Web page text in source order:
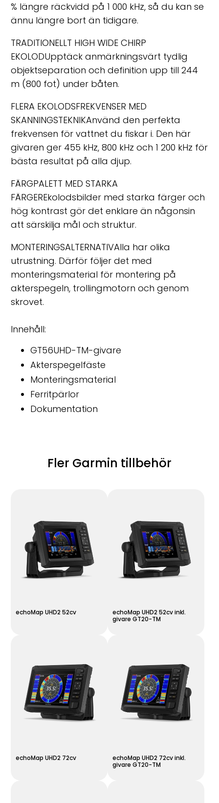
% längre räckvidd på 1 000 kHz, så du kan se
ännu längre bort än tidigare.
TRADITIONELLT HIGH WIDE CHIRP
EKOLODUpptäck anmärkningsvärt tydlig
objektseparation och definition upp till 244
m (800 fot) under båten.
FLERA EKOLODSFREKVENSER MED
SKANNINGSTEKNIKAnvänd den perfekta
frekvensen för vattnet du fiskar i. Den här
givaren ger 455 kHz, 800 kHz och 1 200 kHz för
bästa resultat på alla djup.
FÄRGPALETT MED STARKA
FÄRGEREkolodsbilder med starka färger och
hög kontrast gör det enklare än någonsin
att särskilja mål och struktur.
MONTERINGSALTERNATIVAlla har olika
utrustning. Därför följer det med
monteringsmaterial för montering på
akterspegeln, trollingmotorn och genom
skrovet.
Innehåll:
GT56UHD-TM-givare
Akterspegelfäste
Monteringsmaterial
Ferritpärlor
Dokumentation
Fler Garmin tillbehör
echoMap UHD2 52cv
echoMap UHD2 52cv inkl.
givare GT20-TM
echoMap UHD2 72cv
echoMap UHD2 72cv inkl.
givare GT20-TM